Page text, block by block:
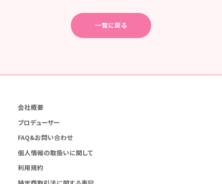
一覧に戻る
会社概要
プロデューサー
FAQ&お問い合わせ
個人情報の取扱いに関して
利用規約